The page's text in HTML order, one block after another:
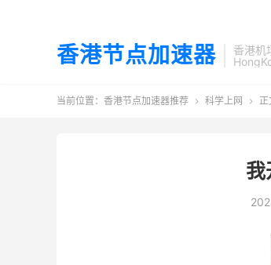
香港节点加速器
香港机
当前位置： 香港节点加速器推荐  科学上网  正